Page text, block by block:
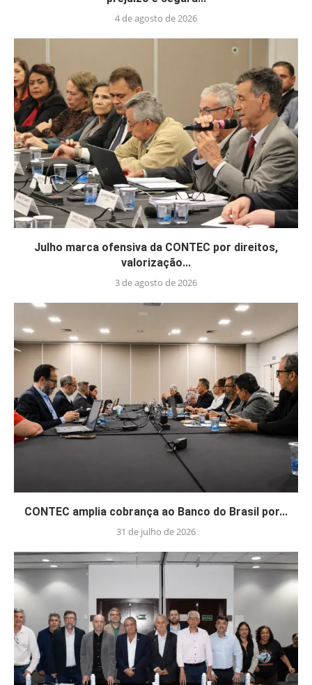
4 de agosto de 2026
Julho marca ofensiva da CONTEC por direitos,
valorização...
3 de agosto de 2026
CONTEC amplia cobrança ao Banco do Brasil por...
31 de julho de 2026